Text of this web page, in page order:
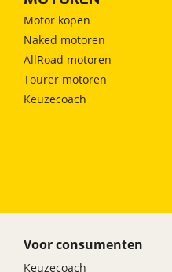
Motor kopen
Naked motoren
AllRoad motoren
Tourer motoren
Keuzecoach
Voor consumenten
Keuzecoach